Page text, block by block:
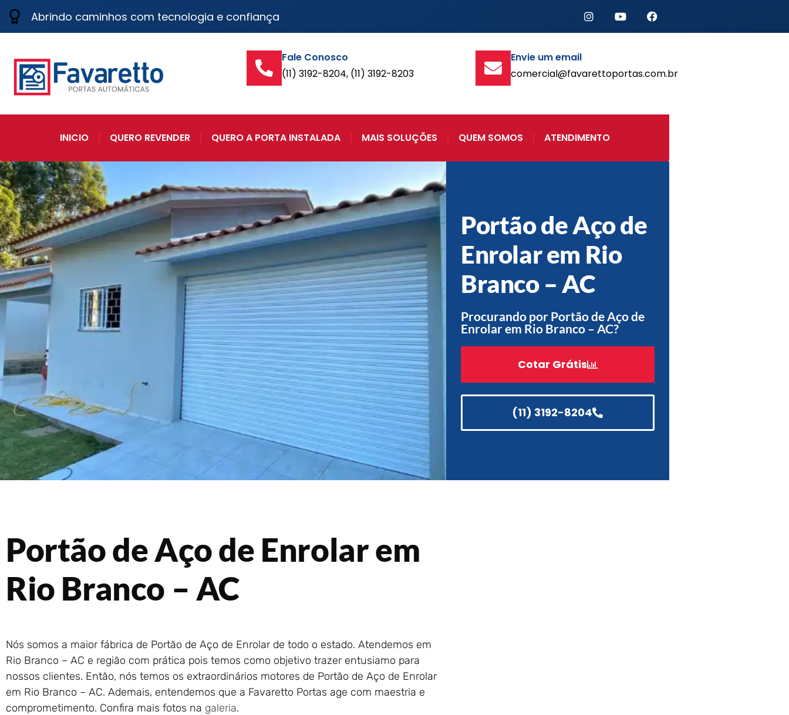
Abrindo caminhos com tecnologia e confiança
Fale Conosco
(11) 3192-8204, (11) 3192-8203
Envie um email
comercial@favarettoportas.com.br
INICIO QUERO REVENDER QUERO A PORTA INSTALADA MAIS SOLUÇÕES QUEM SOMOS ATENDIMENTO
Portão de Aço de
Enrolar em Rio
Branco – AC
Procurando por Portão de Aço de
Enrolar em Rio Branco – AC?
Cotar Grátis
(11) 3192-8204
Portão de Aço de Enrolar em
Rio Branco – AC
Nós somos a maior fábrica de Portão de Aço de Enrolar de todo o estado. Atendemos em
Rio Branco – AC e região com prática pois temos como objetivo trazer entusiamo para
nossos clientes. Então, nós temos os extraordinários motores de Portão de Aço de Enrolar
em Rio Branco – AC. Ademais, entendemos que a Favaretto Portas age com maestria e
comprometimento. Confira mais fotos na galeria.